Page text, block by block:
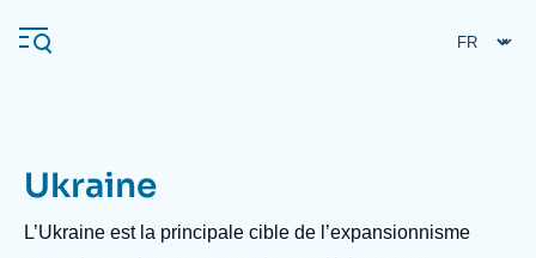
au
contenu
Navigation
principale
Ukraine
Description
L’Ukraine est la principale cible de l’expansionnisme